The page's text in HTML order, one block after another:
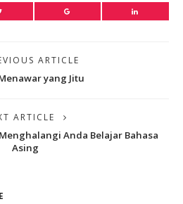
ARTICLE
yang Jitu
ARTICLE
Anda Belajar Bahasa
Asing